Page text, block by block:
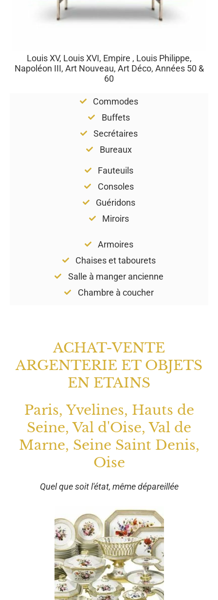
Louis XV, Louis XVI, Empire , Louis Philippe,
Napoléon III, Art Nouveau, Art Déco, Années 50 &
60
Commodes
Buffets
Secrétaires
Bureaux
Fauteuils
Consoles
Guéridons
Miroirs
Armoires
Chaises et tabourets
Salle à manger ancienne
Chambre à coucher
ACHAT-VENTE
ARGENTERIE ET OBJETS
EN ETAINS
Paris, Yvelines, Hauts de
Seine, Val d'Oise, Val de
Marne, Seine Saint Denis,
Oise
Quel que soit l'état, même dépareillée